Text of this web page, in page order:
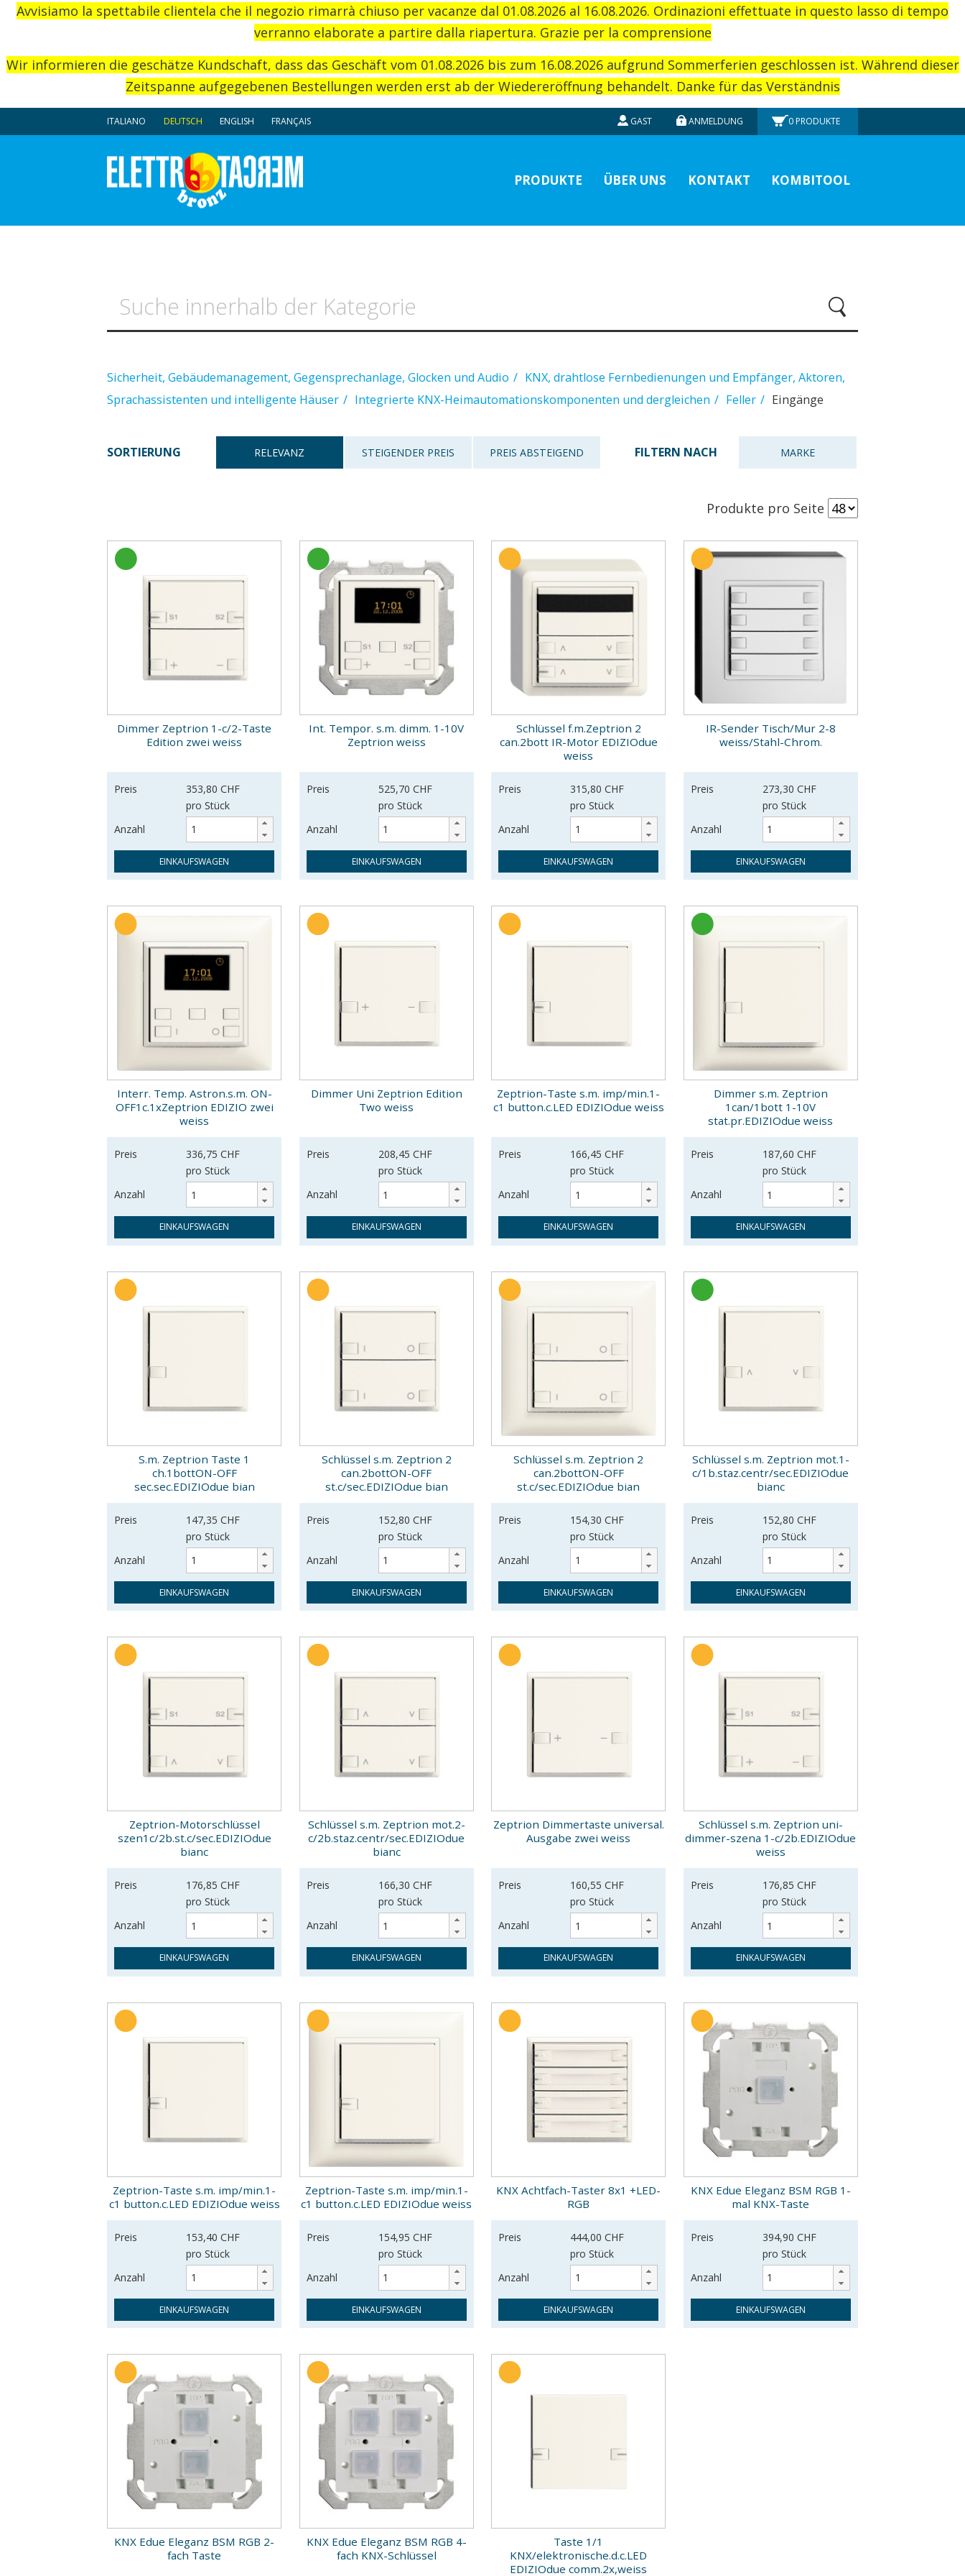
Avvisiamo la spettabile clientela che il negozio rimarrà chiuso per vacanze dal 01.08.2026 al 16.08.2026. Ordinazioni effettuate in questo lasso di tempo
verranno elaborate a partire dalla riapertura. Grazie per la comprensione
Wir informieren die geschätze Kundschaft, dass das Geschäft vom 01.08.2026 bis zum 16.08.2026 aufgrund Sommerferien geschlossen ist. Während dieser
Zeitspanne aufgegebenen Bestellungen werden erst ab der Wiedereröffnung behandelt. Danke für das Verständnis
ITALIANO DEUTSCH ENGLISH FRANÇAIS GAST ANMELDUNG 0 PRODUKTE
PRODUKTE ÜBER UNS KONTAKT KOMBITOOL
Sicherheit, Gebäudemanagement, Gegensprechanlage, Glocken und Audio
KNX, drahtlose Fernbedienungen und Empfänger, Aktoren,
Sprachassistenten und intelligente Häuser
Integrierte KNX-Heimautomationskomponenten und dergleichen Feller Eingänge
SORTIERUNG RELEVANZ STEIGENDER PREIS PREIS ABSTEIGEND FILTERN NACH MARKE
Produkte pro Seite
Dimmer Zeptrion 1-c/2-Taste
Edition zwei weiss
Preis
353,80 CHF
pro Stück
Anzahl
EINKAUFSWAGEN
Int. Tempor. s.m. dimm. 1-10V
Zeptrion weiss
Preis
525,70 CHF
pro Stück
Anzahl
EINKAUFSWAGEN
Schlüssel f.m.Zeptrion 2
can.2bott IR-Motor EDIZIOdue
weiss
Preis
315,80 CHF
pro Stück
Anzahl
EINKAUFSWAGEN
IR-Sender Tisch/Mur 2-8
weiss/Stahl-Chrom.
Preis
273,30 CHF
pro Stück
Anzahl
EINKAUFSWAGEN
Interr. Temp. Astron.s.m. ON-
OFF1c.1xZeptrion EDIZIO zwei
weiss
Preis
336,75 CHF
pro Stück
Anzahl
EINKAUFSWAGEN
Dimmer Uni Zeptrion Edition
Two weiss
Preis
208,45 CHF
pro Stück
Anzahl
EINKAUFSWAGEN
Zeptrion-Taste s.m. imp/min.1-
c1 button.c.LED EDIZIOdue weiss
Preis
166,45 CHF
pro Stück
Anzahl
EINKAUFSWAGEN
Dimmer s.m. Zeptrion
1can/1bott 1-10V
stat.pr.EDIZIOdue weiss
Preis
187,60 CHF
pro Stück
Anzahl
EINKAUFSWAGEN
S.m. Zeptrion Taste 1
ch.1bottON-OFF
sec.sec.EDIZIOdue bian
Preis
147,35 CHF
pro Stück
Anzahl
EINKAUFSWAGEN
Schlüssel s.m. Zeptrion 2
can.2bottON-OFF
st.c/sec.EDIZIOdue bian
Preis
152,80 CHF
pro Stück
Anzahl
EINKAUFSWAGEN
Schlüssel s.m. Zeptrion 2
can.2bottON-OFF
st.c/sec.EDIZIOdue bian
Preis
154,30 CHF
pro Stück
Anzahl
EINKAUFSWAGEN
Schlüssel s.m. Zeptrion mot.1-
c/1b.staz.centr/sec.EDIZIOdue
bianc
Preis
152,80 CHF
pro Stück
Anzahl
EINKAUFSWAGEN
Zeptrion-Motorschlüssel
szen1c/2b.st.c/sec.EDIZIOdue
bianc
Preis
176,85 CHF
pro Stück
Anzahl
EINKAUFSWAGEN
Schlüssel s.m. Zeptrion mot.2-
c/2b.staz.centr/sec.EDIZIOdue
bianc
Preis
166,30 CHF
pro Stück
Anzahl
EINKAUFSWAGEN
Zeptrion Dimmertaste universal.
Ausgabe zwei weiss
Preis
160,55 CHF
pro Stück
Anzahl
EINKAUFSWAGEN
Schlüssel s.m. Zeptrion uni-
dimmer-szena 1-c/2b.EDIZIOdue
weiss
Preis
176,85 CHF
pro Stück
Anzahl
EINKAUFSWAGEN
Zeptrion-Taste s.m. imp/min.1-
c1 button.c.LED EDIZIOdue weiss
Preis
153,40 CHF
pro Stück
Anzahl
EINKAUFSWAGEN
Zeptrion-Taste s.m. imp/min.1-
c1 button.c.LED EDIZIOdue weiss
Preis
154,95 CHF
pro Stück
Anzahl
EINKAUFSWAGEN
KNX Achtfach-Taster 8x1 +LED-
RGB
Preis
444,00 CHF
pro Stück
Anzahl
EINKAUFSWAGEN
KNX Edue Eleganz BSM RGB 1-
mal KNX-Taste
Preis
394,90 CHF
pro Stück
Anzahl
EINKAUFSWAGEN
KNX Edue Eleganz BSM RGB 2-
fach Taste
KNX Edue Eleganz BSM RGB 4-
fach KNX-Schlüssel
Taste 1/1
KNX/elektronische.d.c.LED
EDIZIOdue comm.2x,weiss